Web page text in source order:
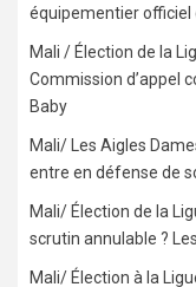
équipementier officiel
Mali / Élection de la
Commission d’appel
Baby
Mali/ Les Aigles
entre en défense de
Mali/ Élection de la
scrutin annulable ?
Mali/ Élection à la